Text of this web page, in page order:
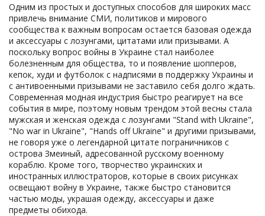
Одним из простых и доступных способов для широких масс
привлечь внимание СМИ, политиков и мирового
сообщества к важным вопросам остается базовая одежда
и аксессуары с лозунгами, цитатами или призывами. А
поскольку вопрос войны в Украине стал наиболее
болезненным для общества, то и появление шопперов,
кепок, худи и футболок с надписями в поддержку Украины и
с антивоенными призывами не заставило себя долго ждать.
Современная модная индустрия быстро реагирует на все
события в мире, поэтому новым трендом этой весны стала
мужская и женская одежда с лозунгами "Stand with Ukraine",
"No war in Ukraine", "Hands off Ukraine" и другими призывами,
не говоря уже о легендарной цитате пограничников с
острова Змеиный, адресованной русскому военному
кораблю. Кроме того, творчество украинских и
иностранных иллюстраторов, которые в своих рисунках
освещают войну в Украине, также быстро становится
частью моды, украшая одежду, аксессуары и даже
предметы обихода.